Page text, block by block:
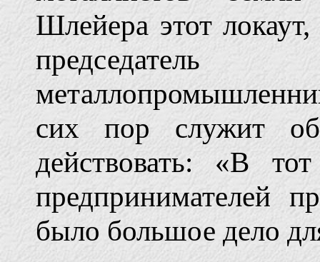
Шлейера этот
сих пор служит
действовать: «В
предпринимателей
было большое дело